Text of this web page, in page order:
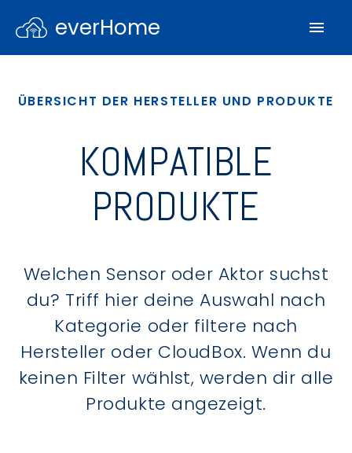
everHome
ÜBERSICHT DER HERSTELLER UND PRODUKTE
KOMPATIBLE
PRODUKTE
Welchen Sensor oder Aktor suchst
du? Triff hier deine Auswahl nach
Kategorie oder filtere nach
Hersteller oder CloudBox. Wenn du
keinen Filter wählst, werden dir alle
Produkte angezeigt.